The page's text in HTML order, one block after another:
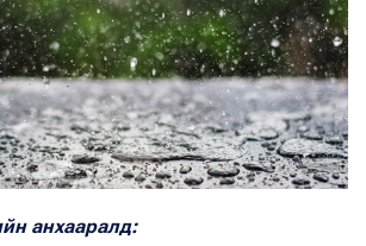
анхааралд: